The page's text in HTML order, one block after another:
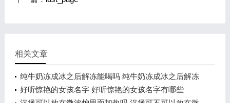
相关文章
纯牛奶冻成冰之后解冻能喝吗 纯牛奶冻成冰之后解冻
可以继续喝吗
好听惊艳的女孩名字 好听惊艳的女孩名字有哪些